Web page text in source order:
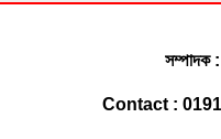
সম্পাদক
Contact :